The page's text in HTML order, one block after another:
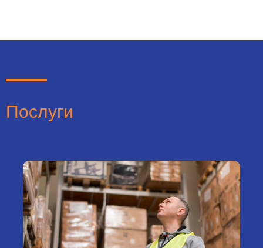
Послуги